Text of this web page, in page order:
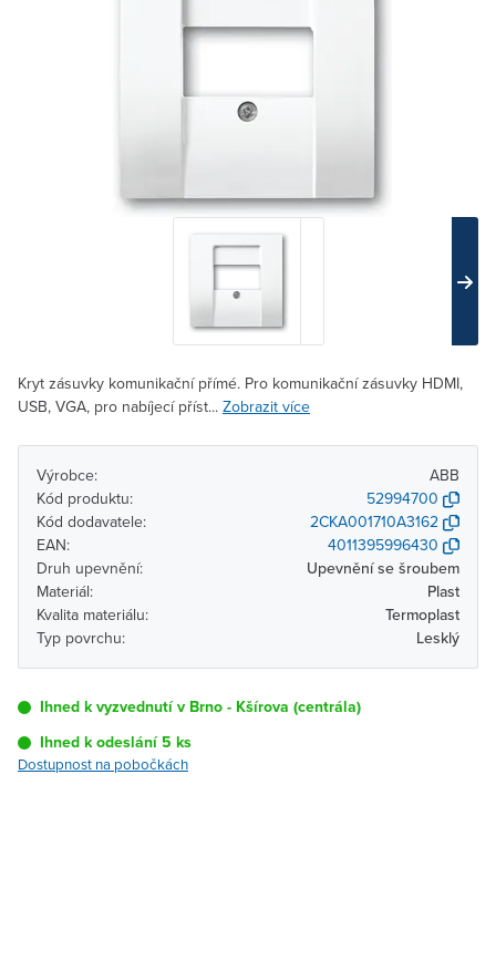
Kryt zásuvky komunikační přímé. Pro komunikační zásuvky HDMI,
USB, VGA, pro nabíjecí příst... Zobrazit více
Výrobce:
ABB
Kód produktu:
52994700
Kód dodavatele:
2CKA001710A3162
EAN:
4011395996430
Druh upevnění:
Upevnění se šroubem
Materiál:
Plast
Kvalita materiálu:
Termoplast
Typ povrchu:
Lesklý
Ihned k vyzvednutí v Brno - Kšírova (centrála)
Ihned k odeslání 5 ks
Dostupnost na pobočkách